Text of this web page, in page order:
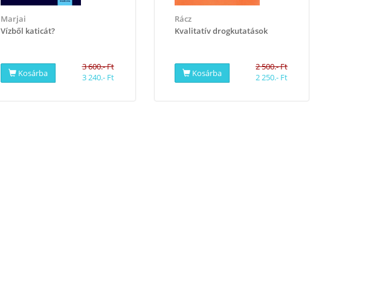
Marjai
​Vízből katicát?
Kosárba
3 600.- Ft
3 240.- Ft
Rácz
Kvalitatív drogkutatások
Kosárba
2 500.- Ft
2 250.- Ft